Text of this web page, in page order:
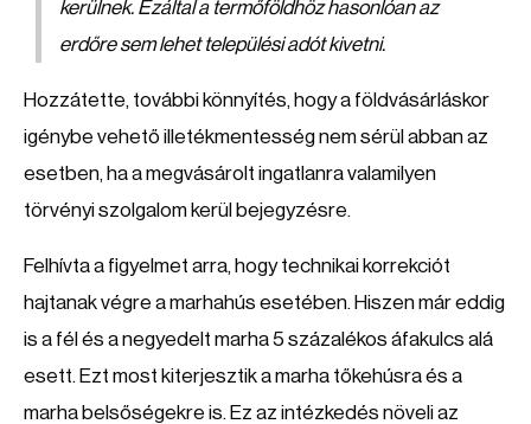
kerülnek. Ezáltal a termőföldhöz hasonlóan az
erdőre sem lehet települési adót kivetni.
Hozzátette, további könnyítés, hogy a földvásárláskor
igénybe vehető illetékmentesség nem sérül abban az
esetben, ha a megvásárolt ingatlanra valamilyen
törvényi szolgalom kerül bejegyzésre.
Felhívta a figyelmet arra, hogy technikai korrekciót
hajtanak végre a marhahús esetében. Hiszen már eddig
is a fél és a negyedelt marha 5 százalékos áfakulcs alá
esett. Ezt most kiterjesztik a marha tőkehúsra és a
marha belsőségekre is. Ez az intézkedés növeli az